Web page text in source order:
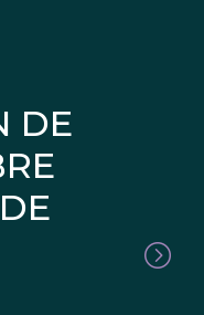
DE